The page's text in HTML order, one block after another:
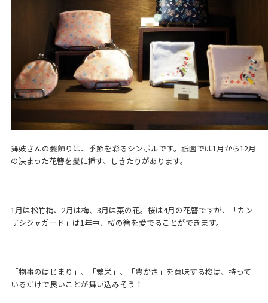
舞妓さんの髪飾りは、季節を彩るシンボルです。祇園では1月から12月
の決まった花簪を髪に挿す、しきたりがあります。
1月は松竹梅、2月は梅、3月は菜の花。桜は4月の花簪ですが、「カン
ザシジャガード」は1年中、桜の簪を愛でることができます。
「物事のはじまり」、「繁栄」、「豊かさ」を意味する桜は、持って
いるだけで良いことが舞い込みそう！